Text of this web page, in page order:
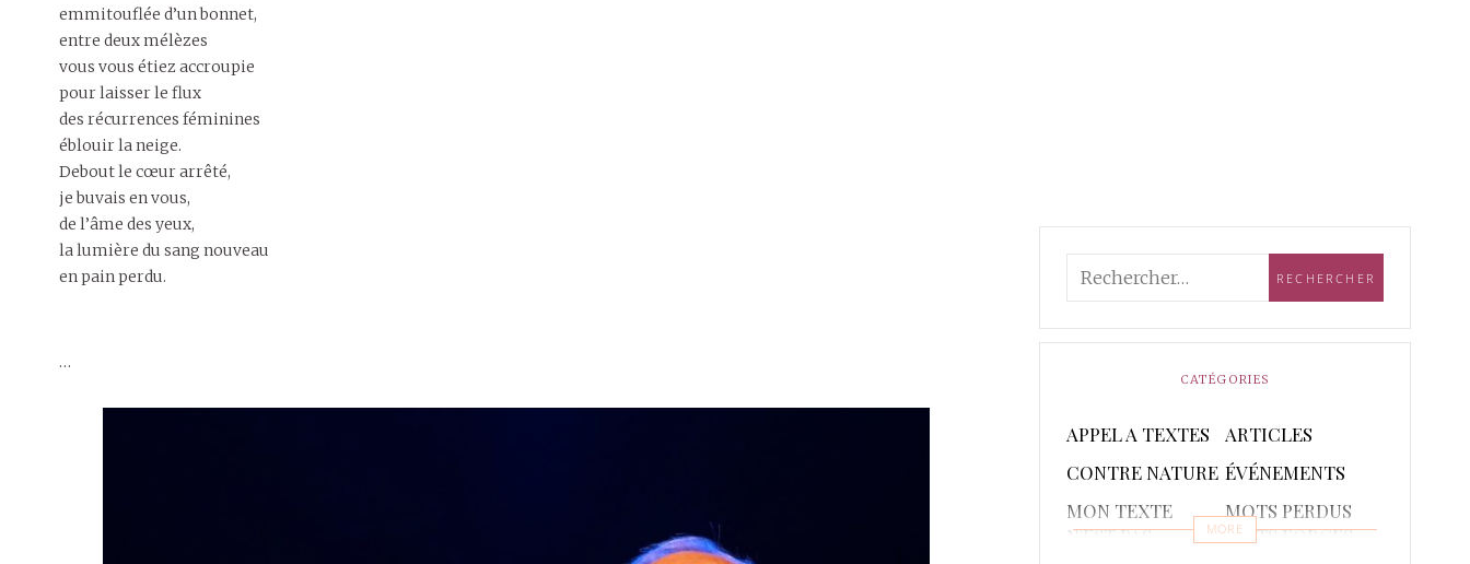
emmitouflée d’un bonnet,
entre deux mélèzes
vous vous étiez accroupie
pour laisser le flux
des récurrences féminines
éblouir la neige.
Debout le cœur arrêté,
je buvais en vous,
de l’âme des yeux,
la lumière du sang nouveau
en pain perdu.
…
CATÉGORIES
APPEL A TEXTES
ARTICLES
CONTRE NATURE ÉVÉNEMENTS
MON TEXTE
N'EST PAS
MOTS PERDUS
MOTS FORGES
MORE